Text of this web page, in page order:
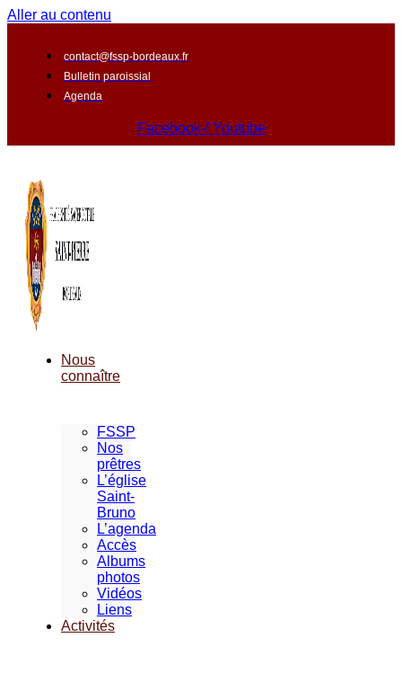
Aller au contenu
contact@fssp-bordeaux.fr
Bulletin paroissial
Agenda
Facebook-f Youtube
Nous
connaître
FSSP
Nos
prêtres
L’église
Saint-
Bruno
L’agenda
Accès
Albums
photos
Vidéos
Liens
Activités